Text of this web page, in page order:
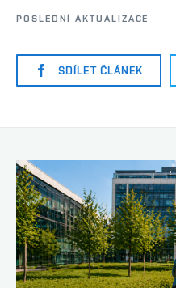
POSLEDNÍ AKTUALIZACE
SDÍLET ČLÁNEK